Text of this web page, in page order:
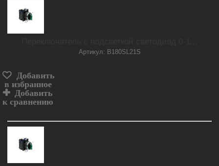
Артикул: B180SL21S
Добавить
в избранное
Добавить
к сравнению